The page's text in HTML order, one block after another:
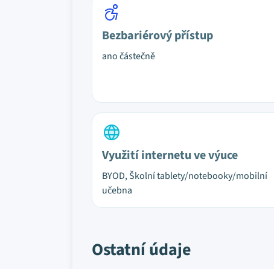
Bezbariérový přístup
ano částečně
Využití internetu ve výuce
BYOD, Školní tablety/notebooky/mobilní
učebna
Ostatní údaje